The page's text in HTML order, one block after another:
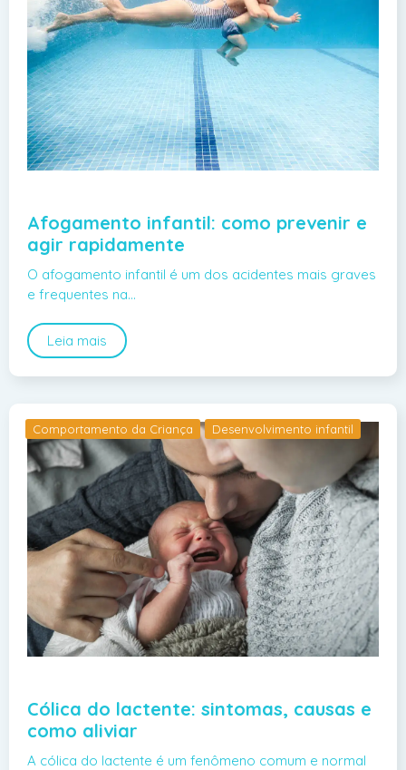
Afogamento infantil: como prevenir e
agir rapidamente
O afogamento infantil é um dos acidentes mais graves
e frequentes na…
Leia mais
Comportamento da Criança Desenvolvimento infantil
Cólica do lactente: sintomas, causas e
como aliviar
A cólica do lactente é um fenômeno comum e normal